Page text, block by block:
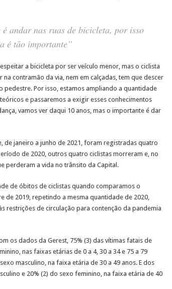
andar nas ruas de bicicleta, por isso
é tão importante”
a bicicleta por ser veículo menor, mas o ciclista
contramão da via, nem em calçadas, tem que descer
Por isso, estamos ampliando a quantidade
e passaremos a exigir esses conhecimentos
vamos ver daqui 10 anos, mas o importante é dar
de janeiro a junho de 2021, foram registradas quatro
de 2020, outros quatro ciclistas morreram e, no
perderam a vida no trânsito da Capital.
de óbitos de ciclistas quando comparamos o
2019, repetindo a mesma quantidade de 2020,
restrições de circulação para contenção da pandemia
os dados da Gerest, 75% (3) das vítimas fatais de
nas faixas etárias de 0 a 4, 30 a 34 e 75 a 79
masculino, na faixa etária de 30 a 49 anos. E dos
e 20% (2) do sexo feminino, na faixa etária de 40